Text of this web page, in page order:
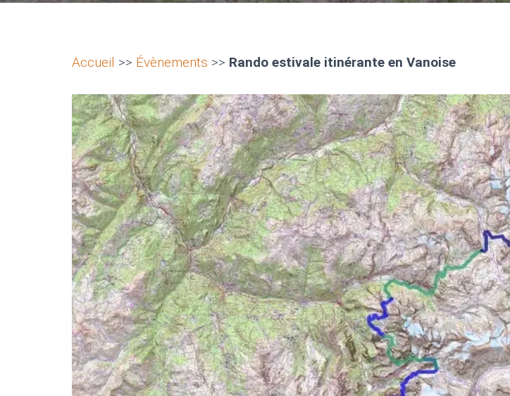
Accueil >> Évènements >> Rando estivale itinérante en Vanoise